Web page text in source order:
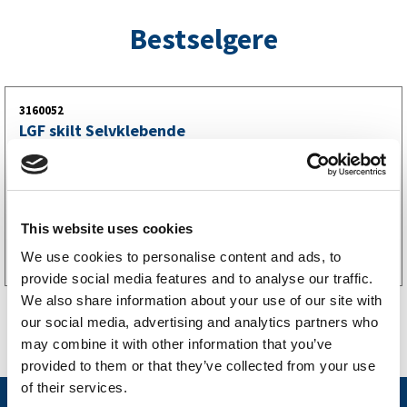
This website uses cookies
We use cookies to personalise content and ads, to
provide social media features and to analyse our traffic.
We also share information about your use of our site with
our social media, advertising and analytics partners who
may combine it with other information that you’ve
provided to them or that they’ve collected from your use
of their services.
Bestselgere
3160052
LGF skilt Selvklebende
256
Kjøp på nett